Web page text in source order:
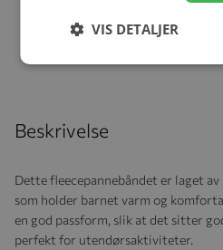
Beskrivelse
Dette fleecepannebåndet er laget
som holder barnet varm og
en god passform, slik at det sitter
perfekt for utendørsaktiviteter.
VIS DETALJER